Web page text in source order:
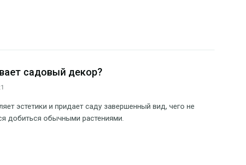
садовый декор?
эстетики и придает саду завершенный вид, чего не
добиться обычными растениями.